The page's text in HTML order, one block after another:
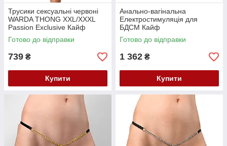
Трусики сексуальні червоні
WARDA THONG XXL/XXXL
Passion Exclusive Кайф
Готово до відправки
739 ₴
Купити
Анально-вагінальна
Електростимуляція для
БДСМ Кайф
Готово до відправки
1 362 ₴
Купити